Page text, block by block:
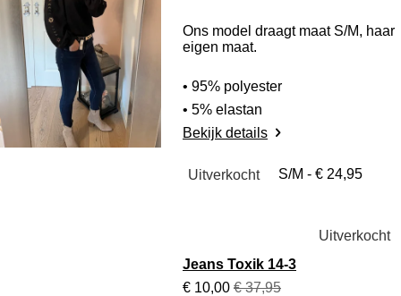
Ons model draagt maat S/M, haar
eigen maat.
• 95% polyester
• 5% elastan
Bekijk details
Uitverkocht
Uitverkocht
Jeans Toxik 14-3
€ 10,00 € 37,95